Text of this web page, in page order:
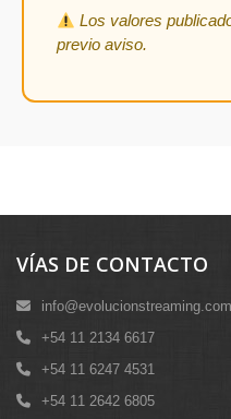
Los valores
previo aviso.
VÍAS DE CONTACTO
info@evolucionstreaming.com
+54 11 2134 6617
+54 11 6247 4531
+54 11 2642 6805